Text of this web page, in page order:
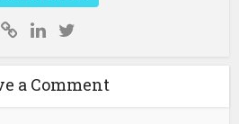
a Comment